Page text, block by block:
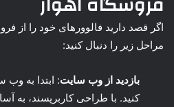
اگر قصد دارید فالوورهای خود را از
مراحل زیر را دنبال کنید:
بازدید از وب سایت: ابتدا به وب
کنید. با طراحی کاربرپسند، به